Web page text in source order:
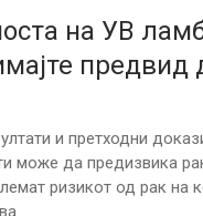
на УВ
и претходни
може да предизвика
ризикот од рак на